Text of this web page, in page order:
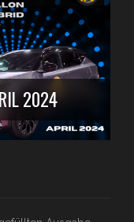
2024